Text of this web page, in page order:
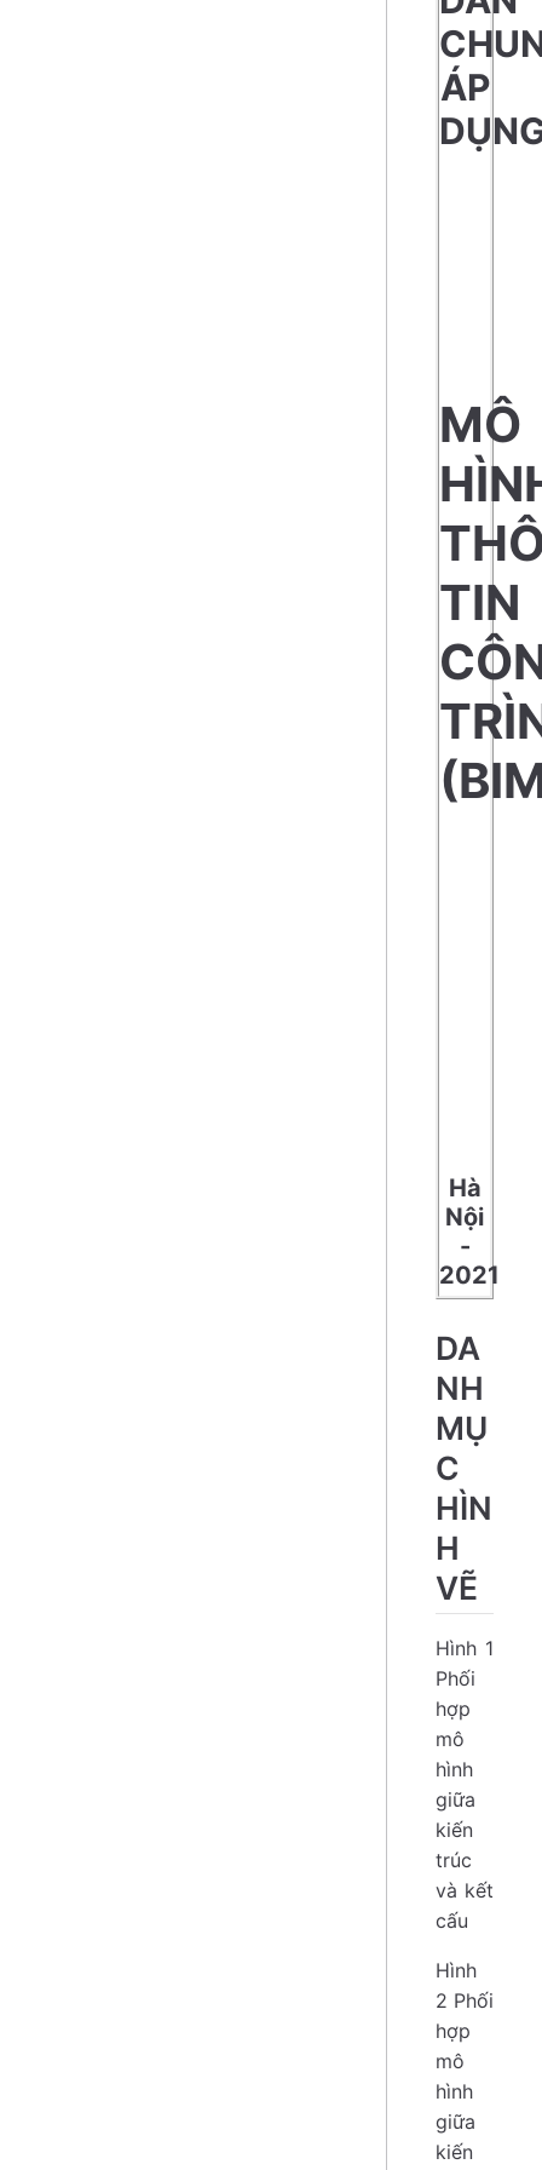
ÁP
MÔ
TIN
Hà
Nội
-
2021
DA
NH
MỤ
C
HÌN
H
VẼ
Hình 1
Phối
hợp
mô
hình
giữa
kiến
trúc
và kết
cấu
Hình
2 Phối
hợp
mô
hình
giữa
kiến